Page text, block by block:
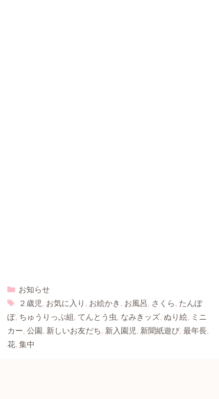
Categories
お知らせ
Tags
２歳児, お気に入り , お絵かき , お風呂, さくら, たんぽ
ぽ, ちゅうりっぷ組 , てんとう虫, なみきッズ, ぬり絵, ミニ
カー, 公園 , 新しいお友だち, 新入園児, 新聞紙遊び, 最年長,
花, 集中